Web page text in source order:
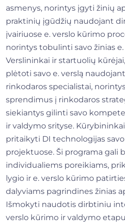
asmenys, norintys įgyti žinių
praktinių įgūdžių naudojant
įvairiuose e. verslo kūrimo
norintys tobulinti savo žinias
Verslininkai ir startuolių
plėtoti savo e. verslą
rinkodaros specialistai,
sprendimus į rinkodaros
siekiantys gilinti savo
ir valdymo srityse.
pritaikyti DI technologijas
projektuose. Ši programa gali
individualiems poreikiams,
lygio ir e. verslo kūrimo
dalyviams pagrindines žinias
Išmokyti naudotis dirbtiniu
verslo kūrimo ir valdymo